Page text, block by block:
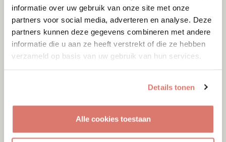
informatie over uw gebruik van onze site met onze
partners voor social media, adverteren en analyse. Deze
partners kunnen deze gegevens combineren met andere
informatie die u aan ze heeft verstrekt of die ze hebben
verzameld op basis van uw gebruik van hun services.
Details tonen
Alle cookies toestaan